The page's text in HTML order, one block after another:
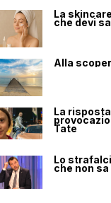
La
che devi
Alla
La
Tate
Lo
che non